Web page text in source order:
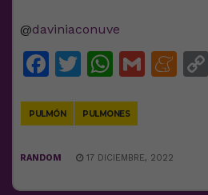
@daviniaconuve
Facebook
TwitterGmail
PULMÓN PULMONES
RANDOM 17 DICIEMBRE, 2022